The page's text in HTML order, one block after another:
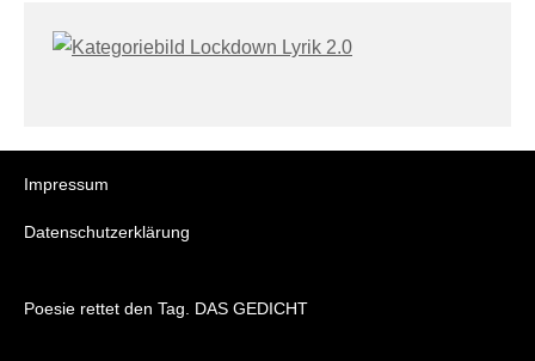
Impressum
Datenschutzerklärung
Poesie rettet den Tag. DAS GEDICHT